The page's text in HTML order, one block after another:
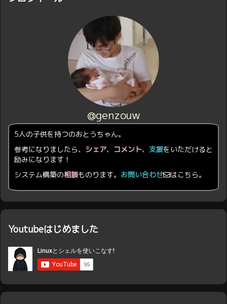
@genzouw
5人の子供を持つのおとうちゃん。
参考になりましたら、 シェア、 コメント、 支援をいただけると
励みになります！
システム構築の相談ものります。 お問い合わせ はこちら。
Youtubeはじめました